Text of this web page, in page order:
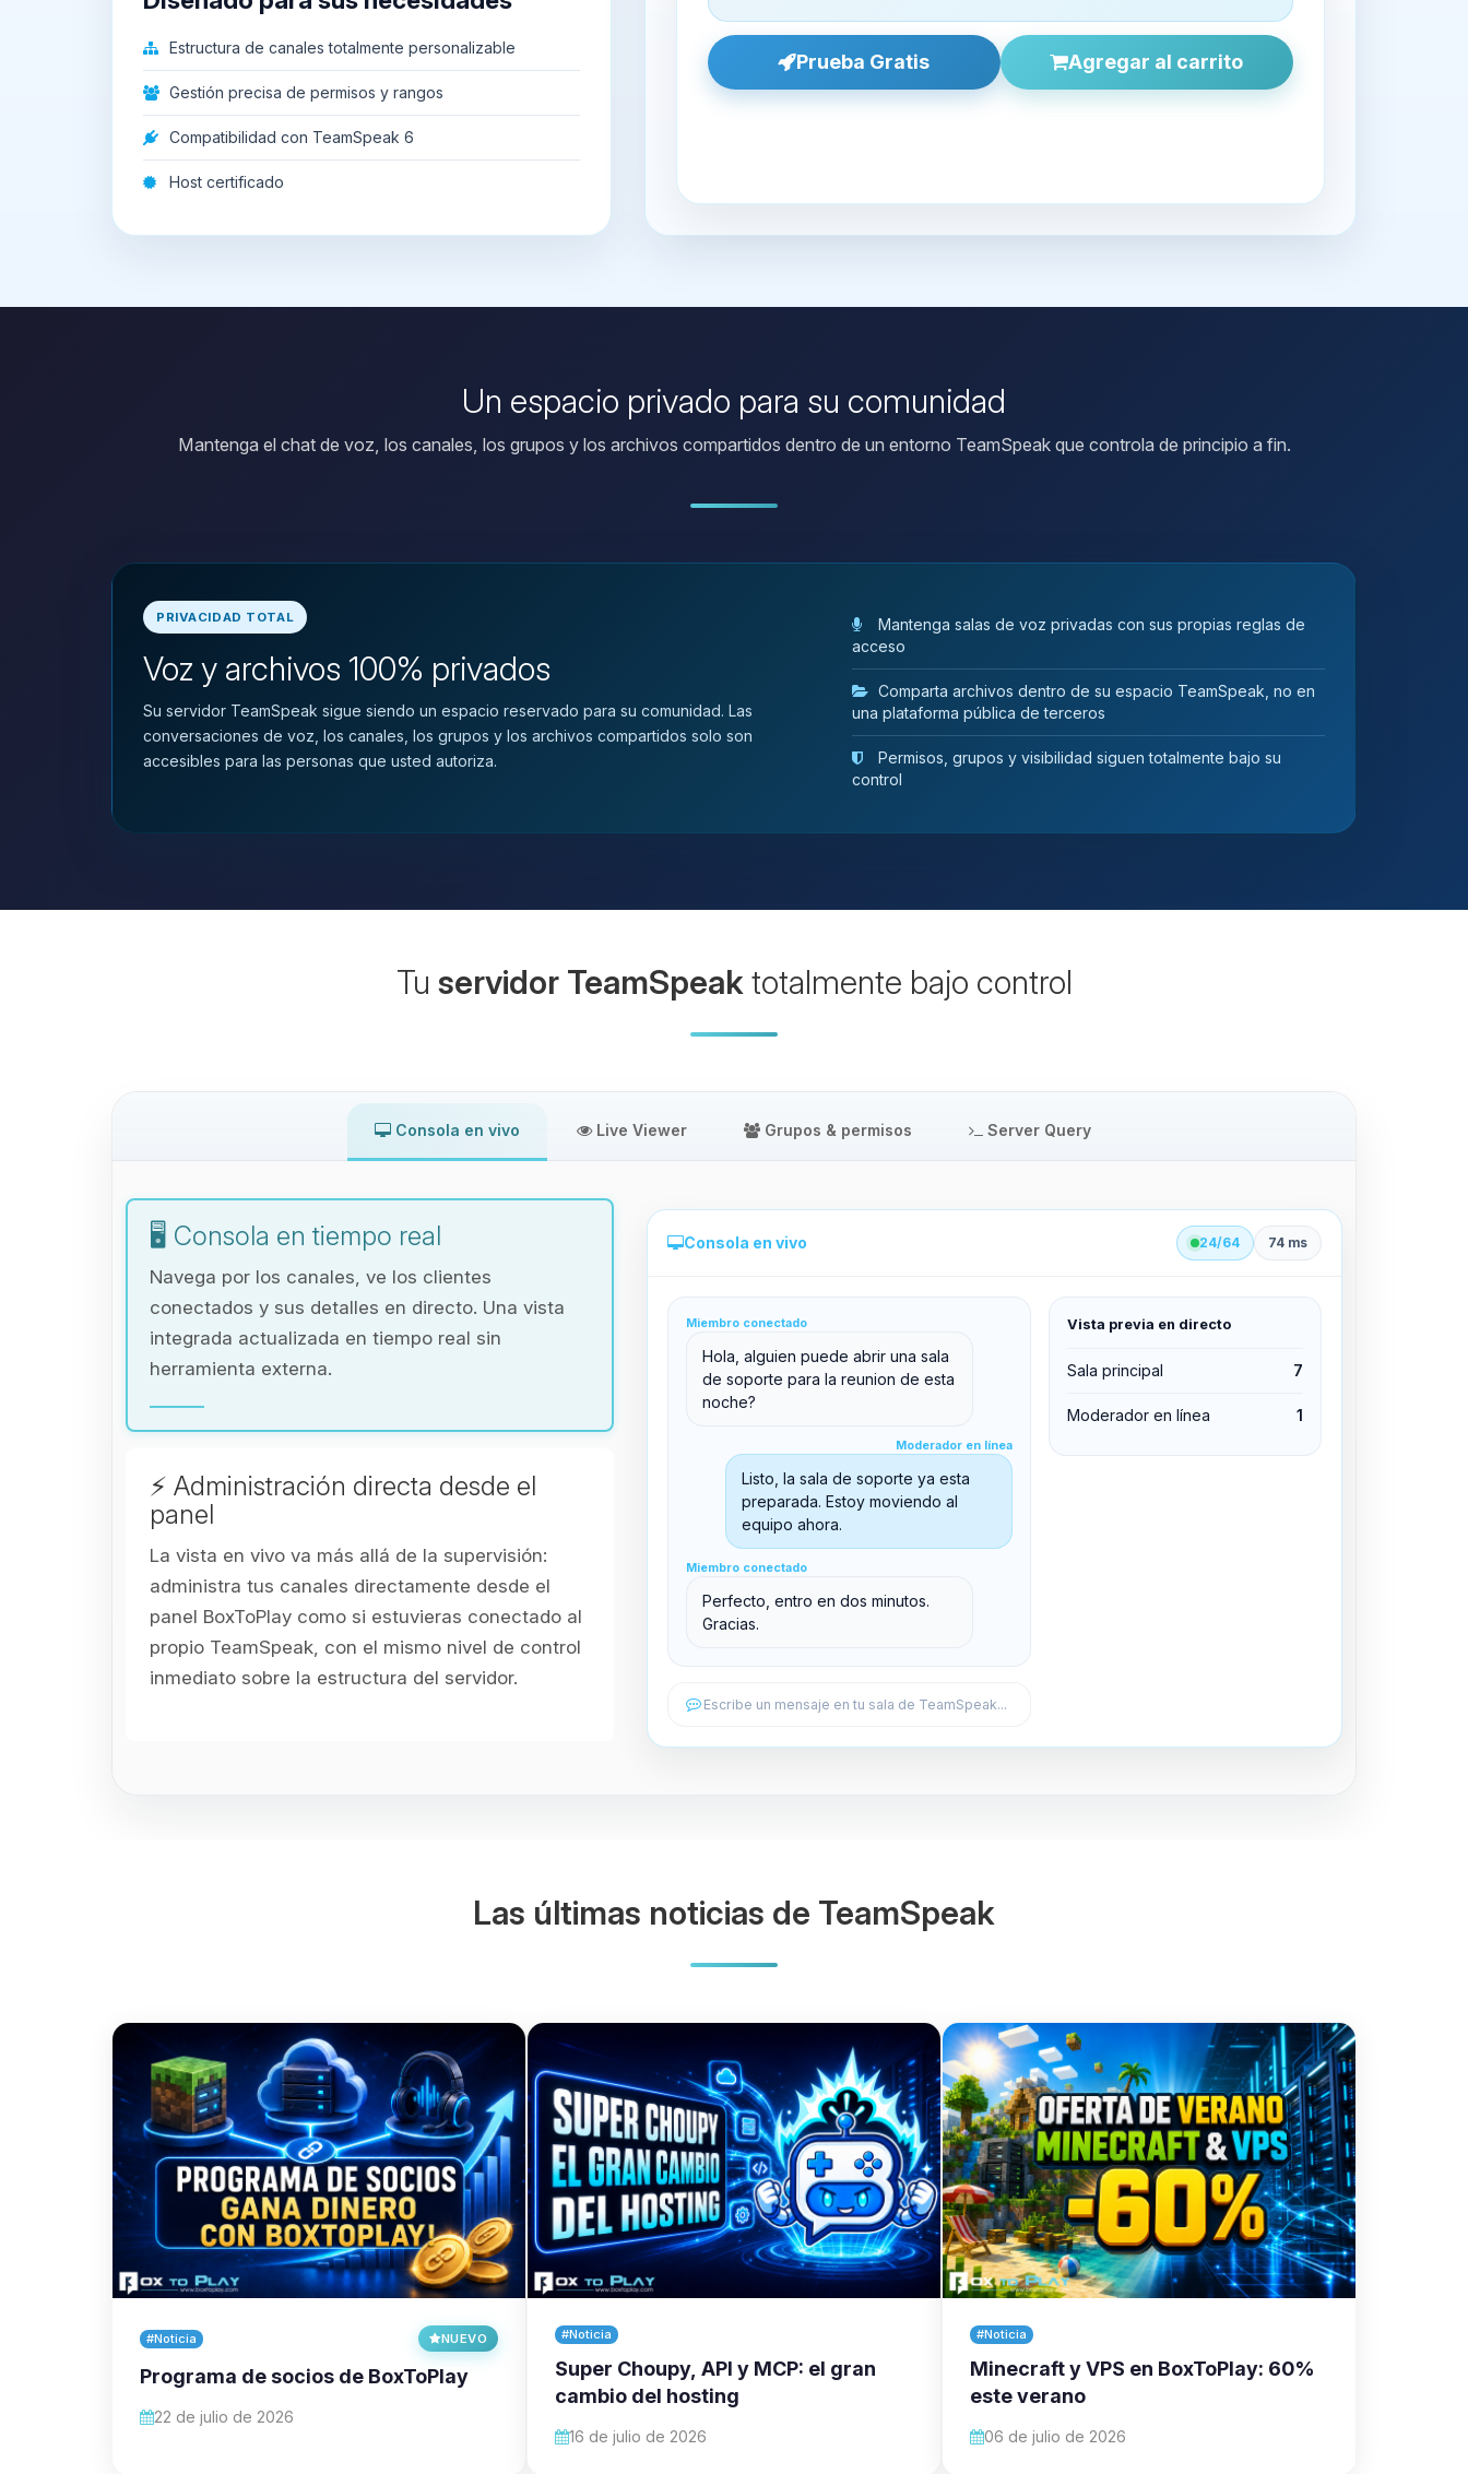
Estructura de canales totalmente personalizable
Gestión precisa de permisos y rangos
Compatibilidad con TeamSpeak 6
Host certificado
Prueba Gratis Agregar al carrito
Un espacio privado para su comunidad
Mantenga el chat de voz, los canales, los grupos y los archivos compartidos dentro de un entorno TeamSpeak que controla de principio a fin.
PRIVACIDAD TOTAL
Voz y archivos 100% privados
Su servidor TeamSpeak sigue siendo un espacio reservado para su comunidad. Las
conversaciones de voz, los canales, los grupos y los archivos compartidos solo son
accesibles para las personas que usted autoriza.
Mantenga salas de voz privadas con sus propias reglas de
acceso
Comparta archivos dentro de su espacio TeamSpeak, no en
una plataforma pública de terceros
Permisos, grupos y visibilidad siguen totalmente bajo su
control
Tu servidor TeamSpeak totalmente bajo control
Consola en vivo Live Viewer Grupos & permisos Server Query
🖥️ Consola en tiempo real
Navega por los canales, ve los clientes
conectados y sus detalles en directo. Una vista
integrada actualizada en tiempo real sin
herramienta externa.
⚡ Administración directa desde el
panel
La vista en vivo va más allá de la supervisión:
administra tus canales directamente desde el
panel BoxToPlay como si estuvieras conectado al
propio TeamSpeak, con el mismo nivel de control
inmediato sobre la estructura del servidor.
Consola en vivo 24/64 74 ms
Miembro conectado
Hola, alguien puede abrir una sala
de soporte para la reunion de esta
noche?
Moderador en línea
Listo, la sala de soporte ya esta
preparada. Estoy moviendo al
equipo ahora.
Miembro conectado
Perfecto, entro en dos minutos.
Gracias.
Escribe un mensaje en tu sala de TeamSpeak...
Vista previa en directo
Sala principal 7
Moderador en línea 1
Administración directa desde el panel
support@boxtoplay.com
Sala principal
Las últimas noticias de TeamSpeak
#Noticia NUEVO
Programa de socios de BoxToPlay
22 de julio de 2026
#Noticia
Super Choupy, API y MCP: el gran
cambio del hosting
16 de julio de 2026
#Noticia
Minecraft y VPS en BoxToPlay: 60%
este verano
06 de julio de 2026